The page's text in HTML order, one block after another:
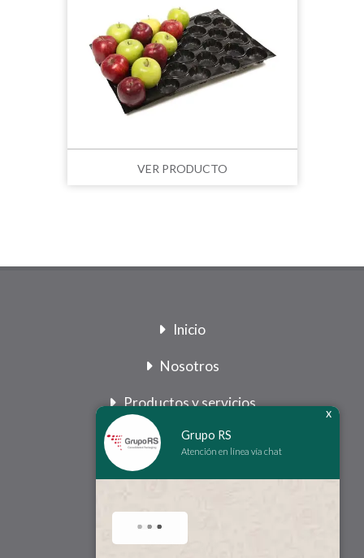
VER PRODUCTO
Inicio
Nosotros
Productos y servicios
Legal
Contacto
2022 Grupo RS
Grupo RS
Atención en línea vía chat
x